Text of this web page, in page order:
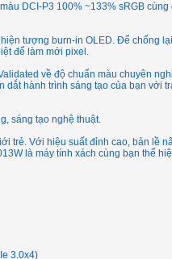
DCI-P3 100% ~133% sRGB
tượng burn-in OLED. Để chống
để làm mới pixel.
về độ chuẩn màu chuyên
hành trình sáng tạo của bạn với
sáng tạo nghệ thuật.
trẻ. Với hiệu suất đỉnh cao, bản lề
là máy tính xách cùng bạn thể
3.0x4)